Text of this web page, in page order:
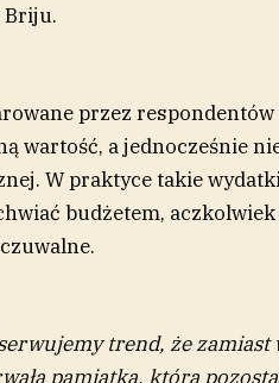
Briju.
przez
wartość, a jednocześnie
W praktyce takie
budżetem,
trend, że zamiast
pamiątką, która